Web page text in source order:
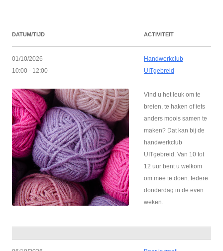
DATUM/TIJD ACTIVITEIT
01/10/2026
10:00 - 12:00
Handwerkclub
UITgebreid
Vind u het leuk om te
breien, te haken of iets
anders moois samen te
maken? Dat kan bij de
handwerkclub
UITgebreid. Van 10 tot
12 uur bent u welkom
om mee te doen. Iedere
donderdag in de even
weken.